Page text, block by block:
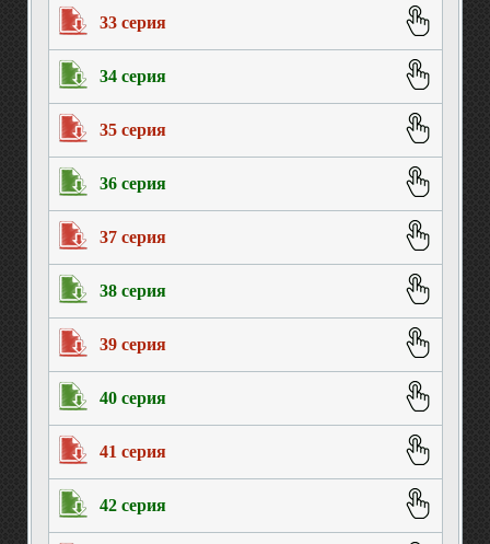
33 серия
34 серия
35 серия
36 серия
37 серия
38 серия
39 серия
40 серия
41 серия
42 серия